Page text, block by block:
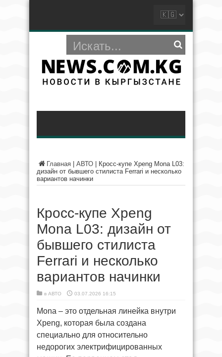
Главная АВТО
Кросс-купе Xpeng Mona L03:
дизайн от бывшего стилиста Ferrari и несколько
вариантов начинки
Кросс-купе Xpeng
Mona L03: дизайн от
бывшего стилиста
Ferrari и несколько
вариантов начинки
в АВТО 03.07.2026 16:15
Mona – это отдельная линейка внутри
Xpeng, которая была создана
специально для относительно
недорогих электрифицированных